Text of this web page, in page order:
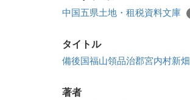
中国五県土地・租税資料文庫
タイトル
備後国福山領品治郡宮内村新
著者